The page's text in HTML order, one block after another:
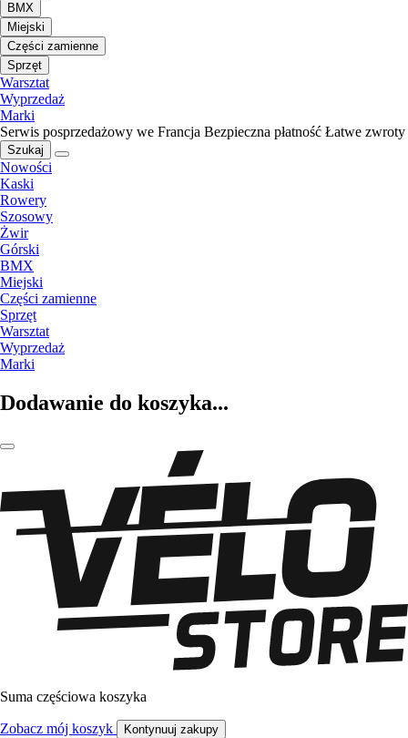
BMX
Miejski
Części zamienne
Sprzęt
Warsztat
Wyprzedaż
Marki
Serwis posprzedażowy we Francja Bezpieczna płatność Łatwe zwroty
Szukaj
Nowości
Kaski
Rowery
Szosowy
Żwir
Górski
BMX
Miejski
Części zamienne
Sprzęt
Warsztat
Wyprzedaż
Marki
Dodawanie do koszyka...
Suma częściowa koszyka
Zobacz mój koszyk Kontynuuj zakupy